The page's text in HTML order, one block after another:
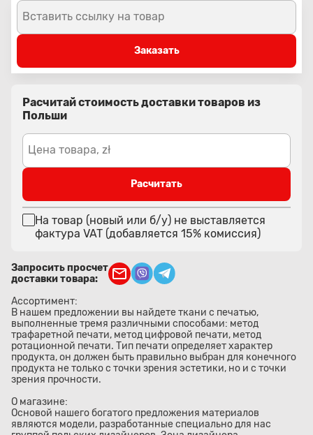
Вставить ссылку на товар
Заказать
Расчитай стоимость доставки товаров из
Польши
Цена товара, zł
Расчитать
На товар (новый или б/у) не выставляется
фактура VAT (добавляется 15% комиссия)
Запросить просчет
доставки товара:
Ассортимент:
В нашем предложении вы найдете ткани с печатью,
выполненные тремя различными способами: метод
трафаретной печати, метод цифровой печати, метод
ротационной печати. Тип печати определяет характер
продукта, он должен быть правильно выбран для конечного
продукта не только с точки зрения эстетики, но и с точки
зрения прочности.
О магазине:
Основой нашего богатого предложения материалов
являются модели, разработанные специально для нас